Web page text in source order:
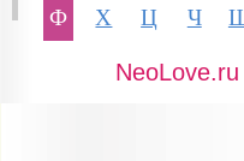
Ф
Х Ц Ч